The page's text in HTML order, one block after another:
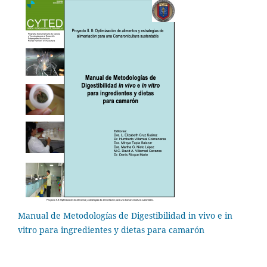
Manual de Metodologías de Digestibilidad in vivo e in
vitro para ingredientes y dietas para camarón